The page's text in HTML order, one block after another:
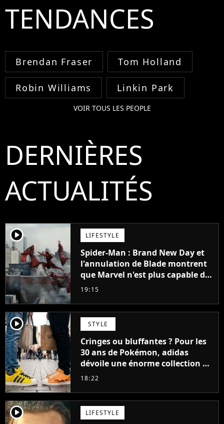
TENDANCES
Brendan Fraser Tom Holland
Robin Williams Linkin Park
VOIR TOUS LES PEOPLE
DERNIÈRES
ACTUALITÉS
player2 LIFESTYLE
Spider-Man : Brand New Day et
l'annulation de Blade montrent
que Marvel n'est plus capable de
faire quoi que ce soit de simple
19:15
player2 STYLE
Cringes ou bluffantes ? Pour les
30 ans de Pokémon, adidas
dévoile une énorme collection de
sneakers et je ne sais pas quoi en
18:22
player2 LIFESTYLE